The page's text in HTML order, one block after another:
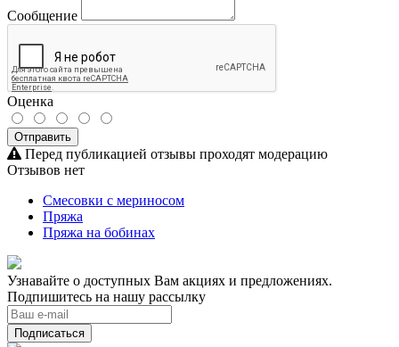
Сообщение
Оценка
Отправить
Перед публикацией отзывы проходят модерацию
Отзывов нет
Смесовки с мериносом
Пряжа
Пряжа на бобинах
Узнавайте о доступных Вам акциях и предложениях.
Подпишитесь на нашу рассылку
Подписаться